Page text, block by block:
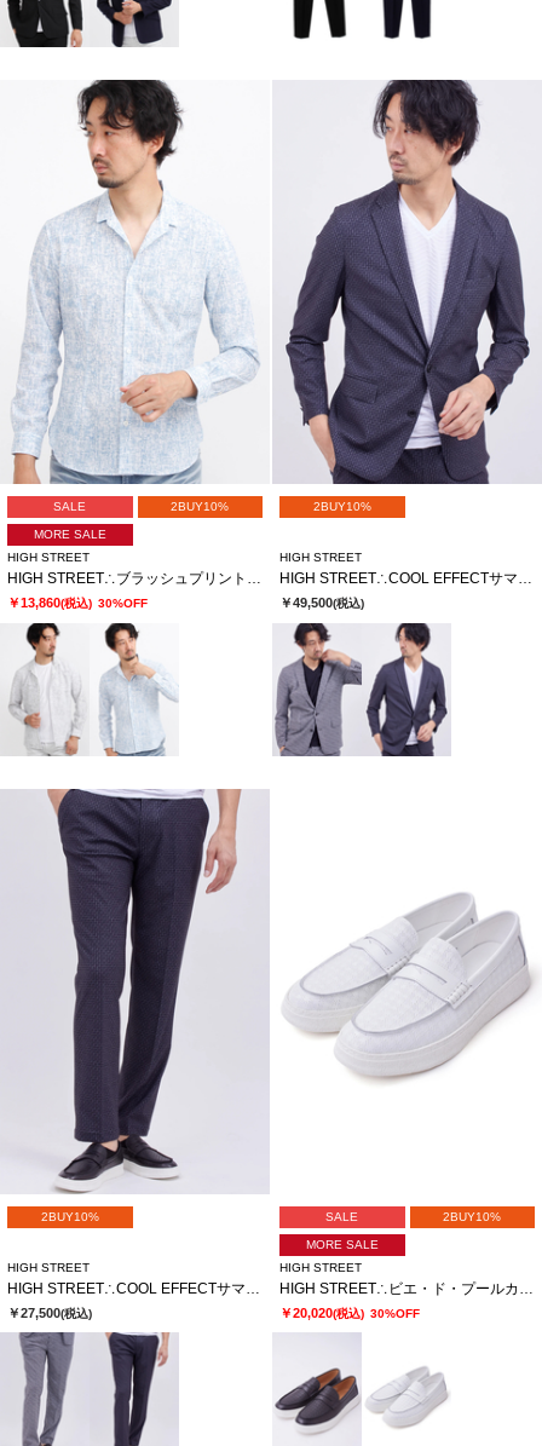
SALE 2BUY10%
MORE SALE
HIGH STREET
HIGH STREET∴ブラッシュプリントサッカーショートウイングシャツ
￥13,860(税込) 30%OFF
2BUY10%
HIGH STREET
HIGH STREET∴COOL EFFECTサマーツイードプリントジャケット
￥49,500(税込)
2BUY10%
HIGH STREET
￥27,500(税込)
SALE 2BUY10%
MORE SALE
HIGH STREET
￥20,020(税込) 30%OFF